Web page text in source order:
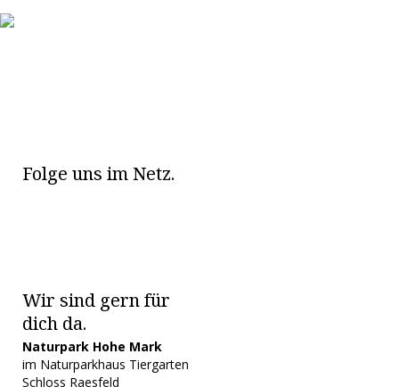
Folge uns im Netz.
Wir sind gern für
dich da.
Naturpark Hohe Mark
im Naturparkhaus Tiergarten
Schloss Raesfeld